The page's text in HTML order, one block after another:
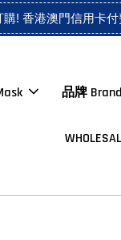
! 香港澳門信用卡
品牌